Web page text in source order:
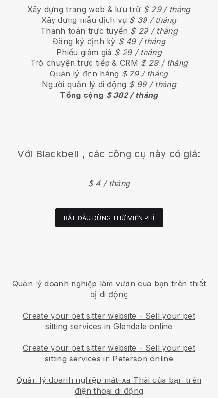
Xây dựng trang web & lưu trữ $ 29 / tháng
Xây dựng mẫu dịch vụ $ 39 / tháng
Thanh toán trực tuyến $ 29 / tháng
Đăng ký định kỳ $ 49 / tháng
Phiếu giảm giá $ 29 / tháng
Trò chuyện trực tiếp & CRM $ 29 / tháng
Quản lý đơn hàng $ 79 / tháng
Người quản lý di động $ 99 / tháng
Tổng cộng $ 382 / tháng
Với Blackbell , các công cụ này có giá:
$ 4 / tháng
BẮT ĐẦU DÙNG THỬ MIỄN PHÍ
Quản lý doanh nghiệp làm vườn của bạn trên thiết
bị di động
Create your pet sitter website - Sell your pet
sitting services in Glendale online
Create your pet sitter website - Sell your pet
sitting services in Peterson online
Quản lý doanh nghiệp mát-xa Thái của bạn trên
điện thoại di động